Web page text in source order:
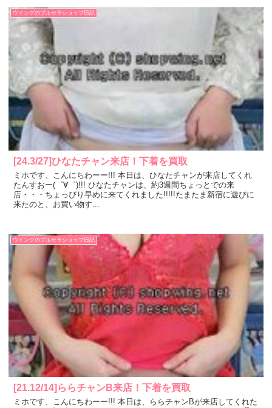
ウイングのブルセラショップ日記
[24.3/27]ひなたチャン来店！下着を買取
ミホです、こんにちわーー!!! 本日は、ひなたチャンが来店してくれ
たんすおー(゜∀゜)!!! ひなたチャンは、約3週間ちょっとでの来
店・・・ちょっぴり早めに来てくれました!!!!!たまたま新宿に遊びに
来たのと、お買い物す...
ウイングのブルセラショップ日記
[21.12/14]ららチャンB来店！下着を買取
ミホです、こんにちわーー!!! 本日は、ららチャンBが来店してくれた